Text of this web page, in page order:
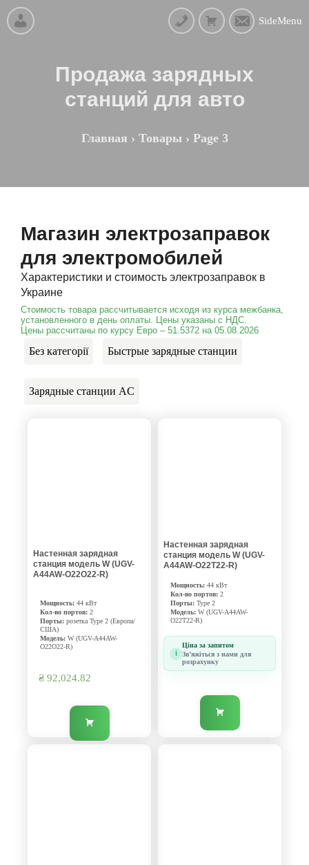
SideMenu
Продажа зарядных
станций для авто
Главная › Товары› Page 3
Магазин электрозаправок
для электромобилей
Характеристики и стоимость электрозаправок в
Украине
Стоимость товара рассчитывается исходя из курса межбанка,
установленного в день оплаты. Цены указаны с НДС.
Цены рассчитаны по курсу Евро – 51.5372 на 05.08.2026
Без категорії Быстрые зарядные станции
Зарядные станции AC
Настенная зарядная
станция модель W (UGV-
A44AW-O22O22-R)
Мощность: 44 кВт
Кол-во портов: 2
Порты: розетка Type 2 (Европа/
США)
Модель: W (UGV-A44AW-
O22O22-R)
₴ 92,024.82
Настенная зарядная
станция модель W (UGV-
A44AW-O22T22-R)
Мощность: 44 кВт
Кол-во портов: 2
Порты: Type 2
Модель: W (UGV-A44AW-
O22T22-R)
i
Ціна за запитом
Звʼяжіться з нами для
розрахунку